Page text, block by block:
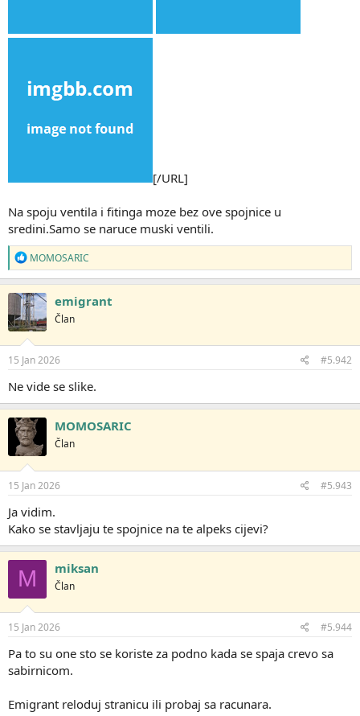
[/URL]
Na spoju ventila i fitinga moze bez ove spojnice u
sredini.Samo se naruce muski ventili.
R
e
a
g
o
v
a
n
j
:
MOMOSARIC
emigrant
Član
15 Jan 2026 #5.942
Ne vide se slike.
MOMOSARIC
Član
15 Jan 2026 #5.943
Ja vidim.
Kako se stavljaju te spojnice na te alpeks cijevi?
M miksan
Član
15 Jan 2026 #5.944
Pa to su one sto se koriste za podno kada se spaja crevo sa
sabirnicom.
Emigrant reloduj stranicu ili probaj sa racunara.